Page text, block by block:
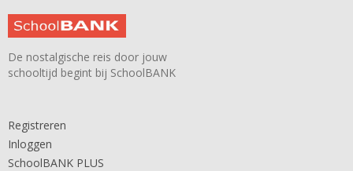
De nostalgische reis door jouw
schooltijd begint bij SchoolBANK
Registreren
Inloggen
SchoolBANK PLUS